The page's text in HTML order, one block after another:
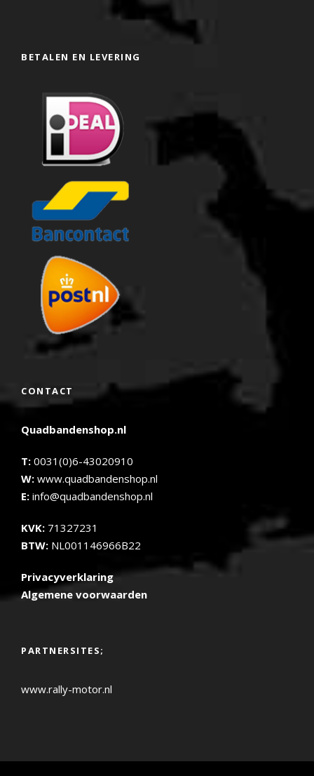
BETALEN EN LEVERING
CONTACT
Quadbandenshop.nl
T: 0031(0)6-43020910
W: www.quadbandenshop.nl
E: info@quadbandenshop.nl
KVK: 71327231
BTW: NL001146966B22
Privacyverklaring
Algemene voorwaarden
PARTNERSITES;
www.rally-motor.nl